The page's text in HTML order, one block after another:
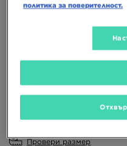
Провери размер
политика за поверителност.